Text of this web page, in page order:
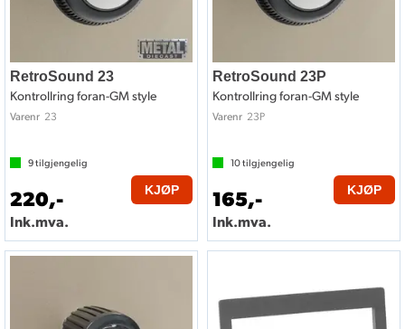
RetroSound 23
Kontrollring foran-GM style
Varenr 23
9tilgjengelig
220,-
Ink.mva.
KJØP
RetroSound 23P
Kontrollring foran-GM style
Varenr 23P
10tilgjengelig
165,-
Ink.mva.
KJØP